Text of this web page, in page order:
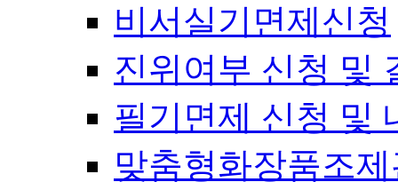
비서실기면제신청
진위여부 신청 및
필기면제 신청 및
맞춤형화장품조